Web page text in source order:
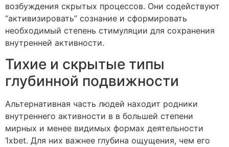
возбуждения скрытых процессов. Они содействуют
“активизировать” сознание и сформировать
необходимый степень стимуляции для сохранения
внутренней активности.
Тихие и скрытые типы
глубинной подвижности
Альтернативная часть людей находит родники
внутреннего активности в в большей степени
мирных и менее видимых формах деятельности
1xbet. Для них важнее глубина ощущения, чем его